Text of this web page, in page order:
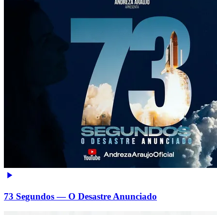
73 Segundos — O Desastre Anunciado